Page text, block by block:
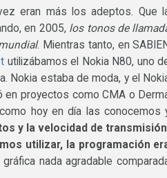
eran más los adeptos. Que
en 2005, los tonos de
. Mientras tanto, en
utilizábamos el Nokia N80, uno
Nokia estaba de moda, y el
en proyectos como CMA o
hoy en día las conocemos
y la velocidad de
utilizar, la programación
nada agradable